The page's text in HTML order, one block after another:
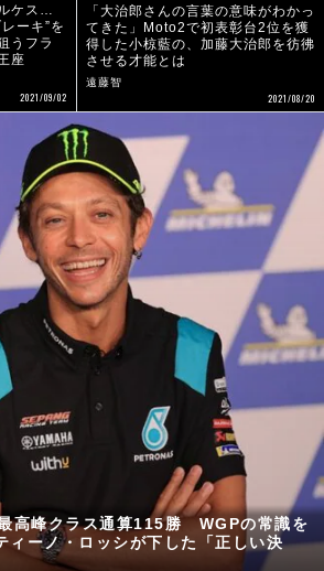
ケス…
ーキ”を
うフラ
座
2021/09/02
「大治郎さんの言葉の意味がわかっ
てきた」Moto2で初表彰台2位を獲
得した小椋藍の、加藤大治郎を彷彿
させる才能とは
遠藤智
2021/08/20
高峰クラス通算115勝 WGPの常識を
ィーノ・ロッシが下した「正しい決